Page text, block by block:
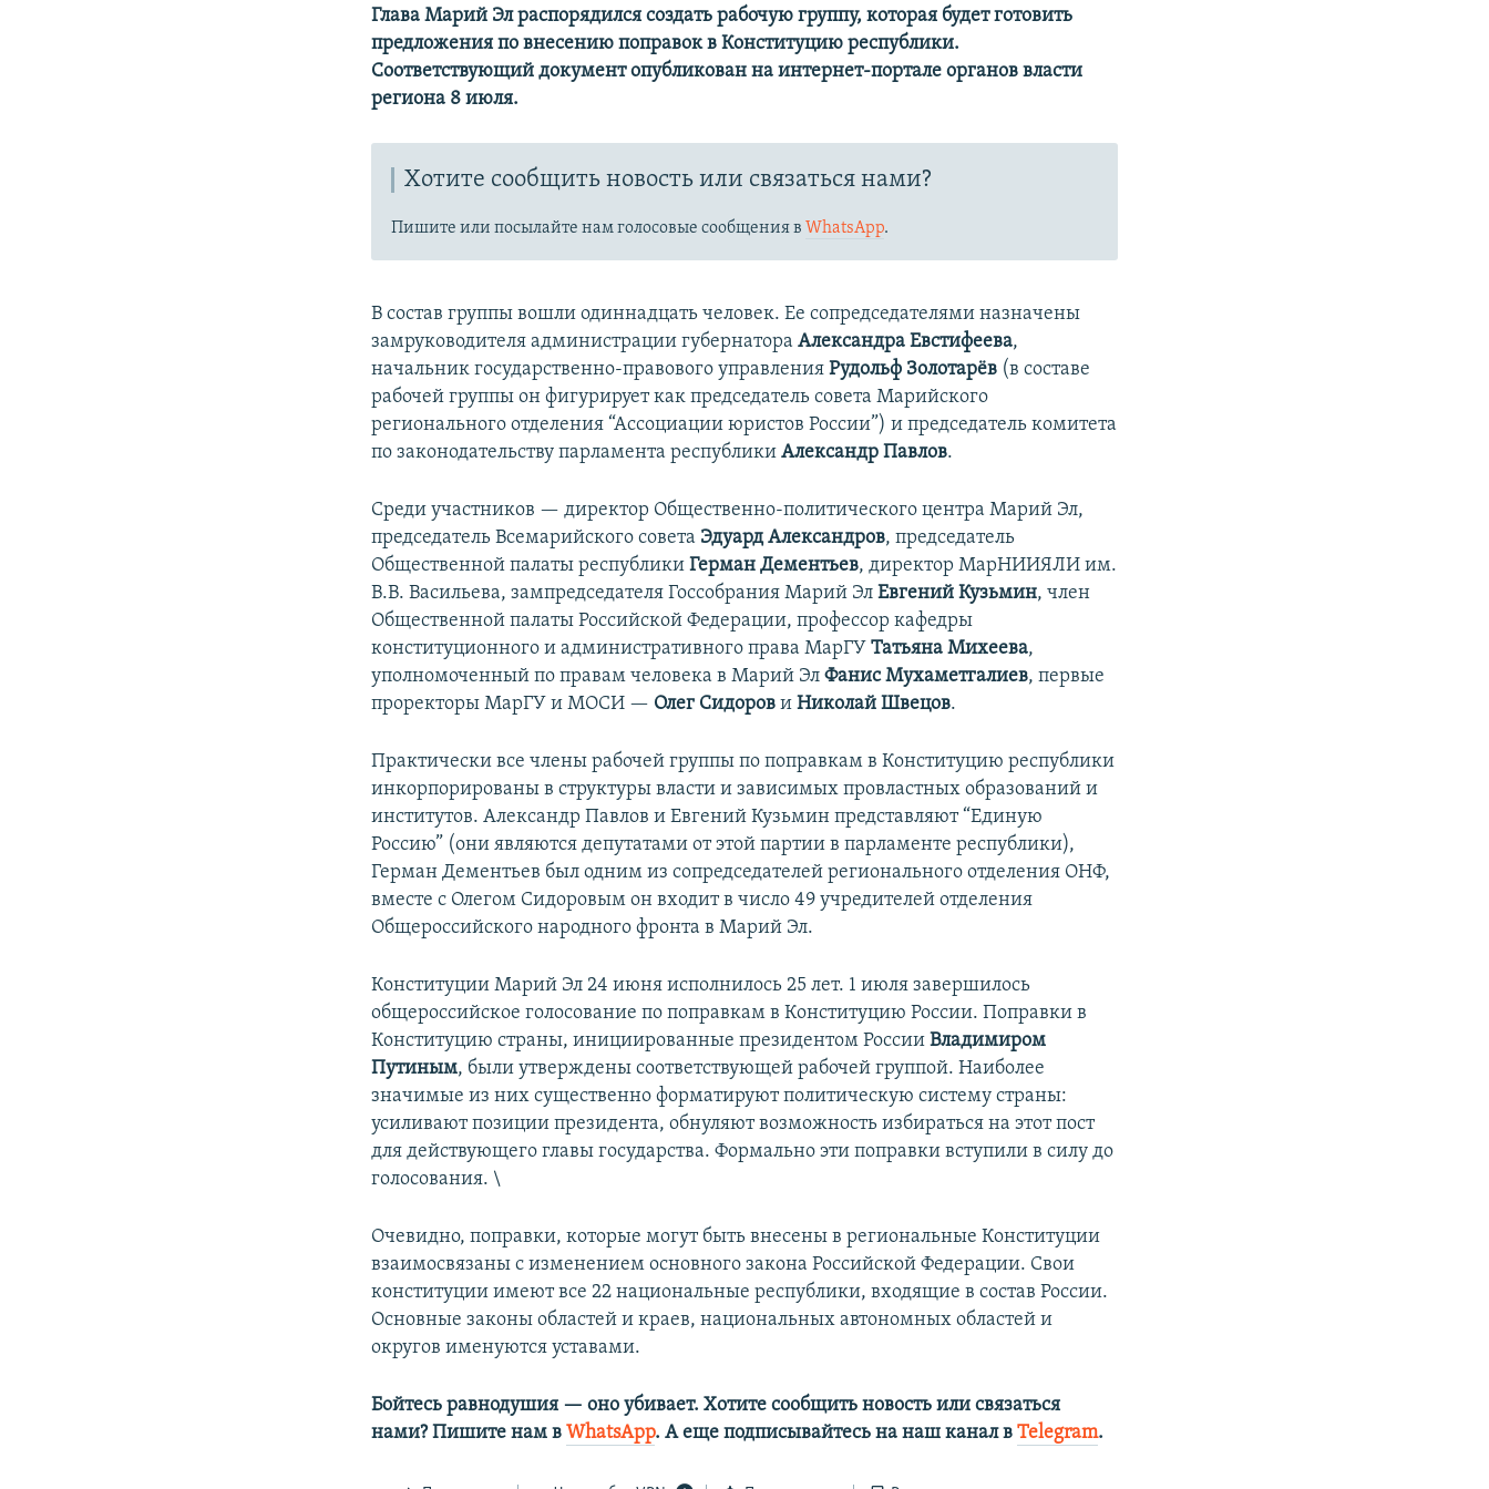
Глава Марий Эл распорядился создать рабочую группу, которая будет готовить
предложения по внесению поправок в Конституцию республики.
Соответствующий документ опубликован на интернет-портале органов власти
региона 8 июля.
Хотите сообщить новость или связаться нами?
Пишите или посылайте нам голосовые сообщения в WhatsApp.
В состав группы вошли одиннадцать человек. Ее сопредседателями назначены
замруководителя администрации губернатораАлександра Евстифеева,
начальник государственно-правового управленияРудольф Золотарёв (в составе
рабочей группы он фигурирует как председатель совета Марийского
регионального отделения “Ассоциации юристов России”) и председатель комитета
по законодательству парламента республикиАлександр Павлов.
Среди участников — директор Общественно-политического центра Марий Эл,
председатель Всемарийского совета Эдуард Александров, председатель
Общественной палаты республикиГерман Дементьев, директор МарНИИЯЛИ им.
В.В. Васильева, зампредседателя Госсобрания Марий ЭлЕвгений Кузьмин, член
Общественной палаты Российской Федерации, профессор кафедры
конституционного и административного права МарГУТатьяна Михеева,
уполномоченный по правам человека в Марий ЭлФанис Мухаметгалиев, первые
проректоры МарГУ и МОСИ — Олег Сидоров иНиколай Швецов.
Практически все члены рабочей группы по поправкам в Конституцию республики
инкорпорированы в структуры власти и зависимых провластных образований и
институтов. Александр Павлов и Евгений Кузьмин представляют “Единую
Россию” (они являются депутатами от этой партии в парламенте республики),
Герман Дементьев был одним из сопредседателей регионального отделения ОНФ,
вместе с Олегом Сидоровым он входит в число 49 учредителей отделения
Общероссийского народного фронта в Марий Эл.
Конституции Марий Эл 24 июня исполнилось 25 лет. 1 июля завершилось
общероссийское голосование по поправкам в Конституцию России. Поправки в
Конституцию страны, инициированные президентом РоссииВладимиром
Путиным, были утверждены соответствующей рабочей группой. Наиболее
значимые из них существенно форматируют политическую систему страны:
усиливают позиции президента, обнуляют возможность избираться на этот пост
для действующего главы государства. Формально эти поправки вступили в силу до
голосования. \
Очевидно, поправки, которые могут быть внесены в региональные Конституции
взаимосвязаны с изменением основного закона Российской Федерации. Свои
конституции имеют все 22 национальные республики, входящие в состав России.
Основные законы областей и краев, национальных автономных областей и
округов именуются уставами.
Бойтесь равнодушия — оно убивает. Хотите сообщить новость или связаться
нами? Пишите нам в WhatsApp. А еще подписывайтесь на наш канал вTelegram.